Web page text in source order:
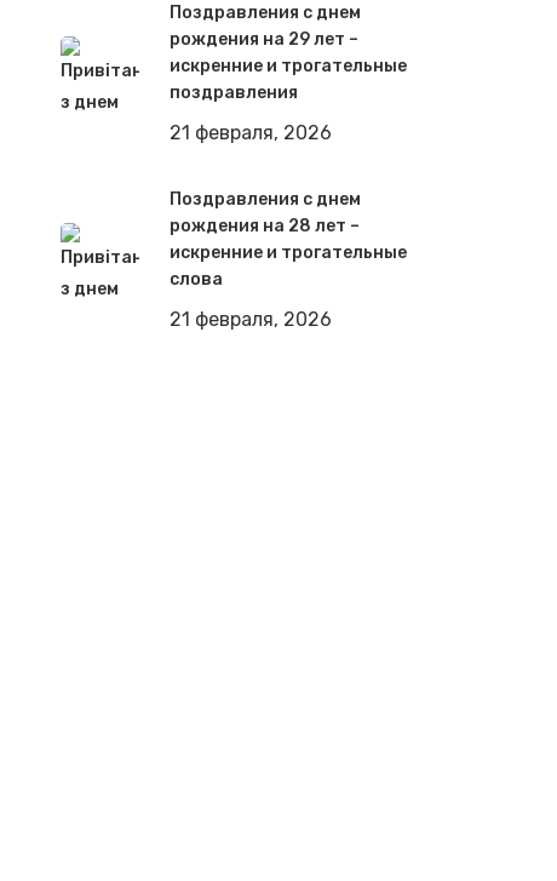
Поздравления с днем
рождения на 29 лет –
искренние и трогательные
поздравления
21 февраля, 2026
Поздравления с днем
рождения на 28 лет –
искренние и трогательные
слова
21 февраля, 2026